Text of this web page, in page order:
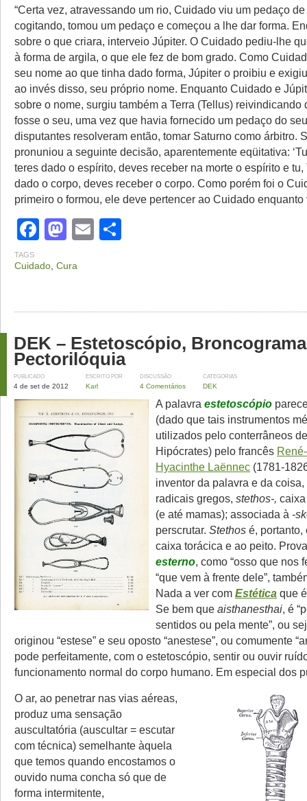
“Certa vez, atravessando um rio, Cuidado viu um pedaço
cogitando, tomou um pedaço e começou a lhe dar forma.
sobre o que criara, interveio Júpiter. O Cuidado pediu-lhe
à forma de argila, o que ele fez de bom grado. Como
seu nome ao que tinha dado forma, Júpiter o proibiu e
ao invés disso, seu próprio nome. Enquanto Cuidado e
sobre o nome, surgiu também a Terra (Tellus) reivindicando
fosse o seu, uma vez que havia fornecido um pedaço do
disputantes resolveram então, tomar Saturno como árbitro.
pronuniou a seguinte decisão, aparentemente eqüitativa:
teres dado o espírito, deves receber na morte o espírito e tu,
dado o corpo, deves receber o corpo. Como porém foi o
primeiro o formou, ele deve pertencer ao Cuidado enquanto
Facebook
Mastodon
Email
TAGS
Cuidado Cura
DEK – Estetoscópio,
Pectorilóquia
PUBLICADO
4 de set de 2012
ESCRITO POR
Karl
DISCUSSÃO
4 Comentários
CATEGORIAS
DEK
A palavra estetoscópio
(dado que tais instrumentos
utilizados pelo conterrâneos de
Hipócrates) pelo francês
Hyacinthe Laënnec (1781-
inventor da palavra e da
radicais gregos, stethos-,
(e até mamas); associada à -
perscrutar. Stethos é, portanto,
caixa torácica e ao peito.
esterno, como “osso que nos
“que vem à frente dele”,
Nada a ver com Estética que
Se bem que aisthanesthai, é
sentidos ou pela mente”, ou
originou “estese” e seu oposto “anestese”, ou comumente
pode perfeitamente, com o estetoscópio, sentir ou ouvir
funcionamento normal do corpo humano. Em especial dos
O ar, ao penetrar nas vias aéreas,
produz uma sensação
auscultatória (auscultar = escutar
com técnica) semelhante àquela
que temos quando encostamos o
ouvido numa concha só que de
forma intermitente,